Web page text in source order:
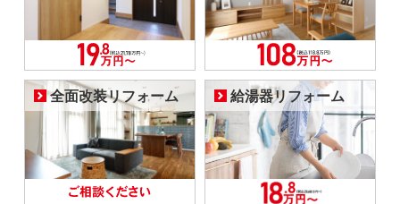
全面改装リフォーム 給湯器リフォーム